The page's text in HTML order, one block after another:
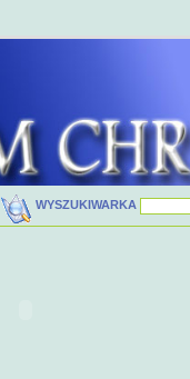
WYSZUKIWARKA